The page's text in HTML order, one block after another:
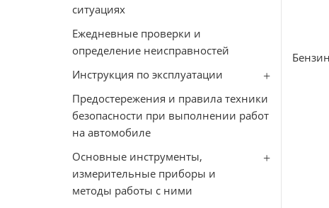
ситуациях
Ежедневные проверки и
определение неисправностей
Инструкция по эксплуатации
Предостережения и правила техники
безопасности при выполнении работ
на автомобиле
Основные инструменты,
измерительные приборы и
методы работы с ними